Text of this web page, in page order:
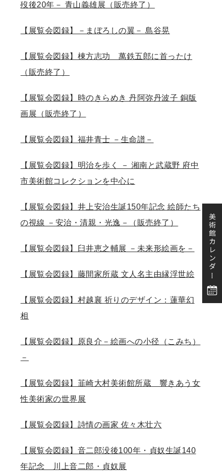
歿後20年－ 青山義雄展（販売終了）
【展覧会図録】－まぼろしの翼－ 島谷晃
【展覧会図録】棟方志功 萬鉄五郎に首ったけ
（販売終了）
【展覧会図録】時のきらめき 丹阿弥丹波子 銅版
画展（販売終了）
【展覧会図録】福井青士 －生命譜－
【展覧会図録】明治を歩く － 湘南と武蔵野 府中
市美術館コレクションを中心に
【展覧会図録】井上安治生誕150年記念 絵師たち
の視線 －安治・清親・光逸－（販売終了）
【展覧会図録】臼井恵之輔展 －未来形絵画を－
【展覧会図録】藤間家所蔵 文人名主由縁浮世絵
【展覧会図録】村越襄 祈りのデザイン：蓮華幻
相
【展覧会図録】原良介－絵画への小径（こみち）
－
【展覧会図録】韮崎大村美術館所蔵 響きあう女
性美術家の世界展
【展覧会図録】詩情の画家 佐々木壮六
【展覧会図録】音二郎没後100年・貞奴生誕140
年記念 川上音二郎・貞奴展